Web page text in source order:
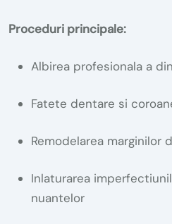
Proceduri principale:
Albirea profesionala a
Fatete dentare si
Remodelarea marginilor
Inlaturarea
nuantelor